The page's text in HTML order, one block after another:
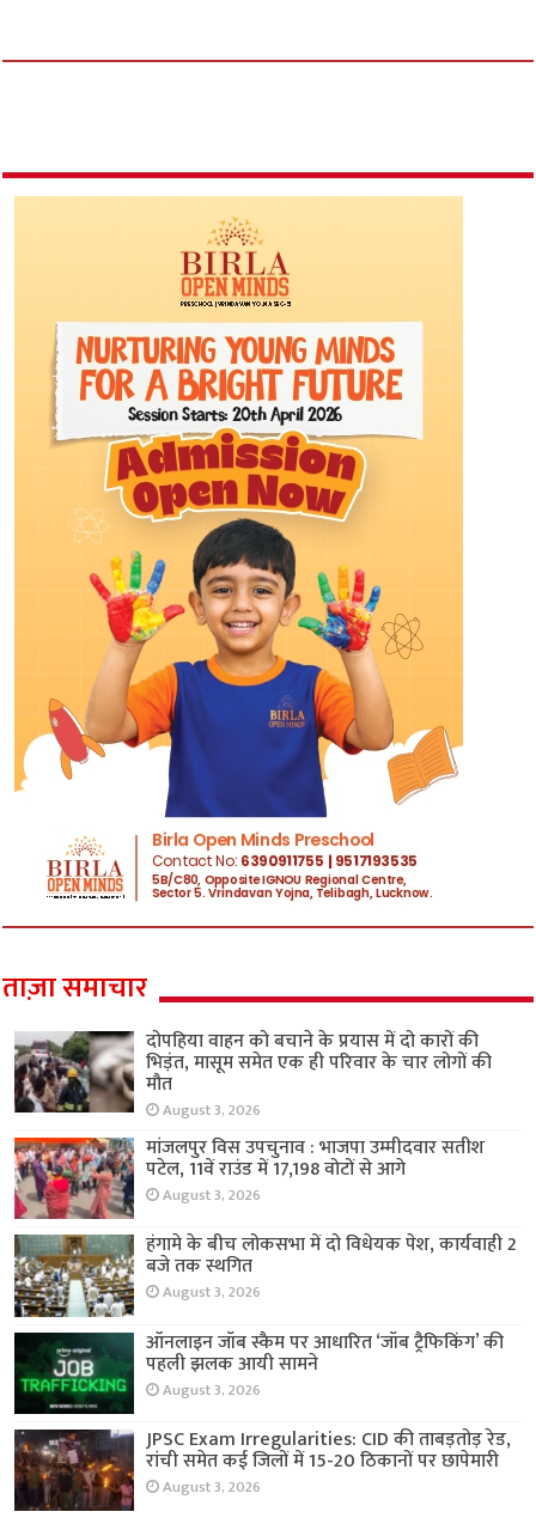
ताज़ा समाचार
दोपहिया वाहन को बचाने के प्रयास में दो कारों की
भिड़ंत, मासूम समेत एक ही परिवार के चार लोगों की
मौत
August 3, 2026
मांजलपुर विस उपचुनाव : भाजपा उम्मीदवार सतीश
पटेल, 11वें राउंड में 17,198 वोटों से आगे
August 3, 2026
हंगामे के बीच लोकसभा में दो विधेयक पेश, कार्यवाही 2
बजे तक स्थगित
August 3, 2026
ऑनलाइन जॉब स्कैम पर आधारित ‘जॉब ट्रैफिकिंग’ की
पहली झलक आयी सामने
August 3, 2026
JPSC Exam Irregularities: CID की ताबड़तोड़ रेड,
रांची समेत कई जिलों में 15-20 ठिकानों पर छापेमारी
August 3, 2026